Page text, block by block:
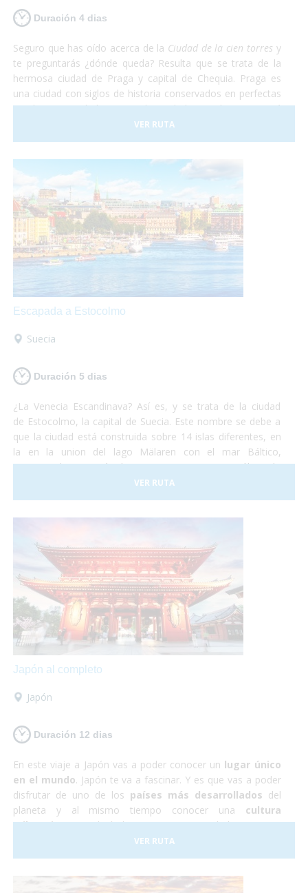
Duración 4 dias
Seguro que has oído acerca de la Ciudad de la cien torres y
te preguntarás ¿dónde queda? Resulta que se trata de la
hermosa ciudad de Praga y capital de Chequia. Praga es
una ciudad con siglos de historia conservados en perfectas
condiciones. Debido a esto, la Ciudad Vieja de Praga está
considerada Patrimonio de la Humanidad por la UNESCO.
De Praga solamente te irás maravillado. Te aseguramos
visitar el castillo y comer en el subsuelo del ayuntamiento
con una rica cerveza tradicional estarás sin palabras. Así
que escápate a conocer Praga, en el corazón de Europa
¡Sólo disfruta!
VER RUTA
Escapada a Estocolmo
Suecia
Duración 5 dias
¿La Venecia Escandinava? Así es, y se trata de la ciudad
de Estocolmo, la capital de Suecia. Este nombre se debe a
que la ciudad está construida sobre 14 islas diferentes, en
la en la union del lago Mälaren con el mar Báltico,
comunicadas por más de cincuenta puentes. No sólo es la
capital de Suecia sino que se la puede considerar como una
de las capitales del mundo, líder en muchos de los campos
y, ¡Vete ya a conocer la fantástica ciudad de Estocolmo!¡No
te defraudará! Y no debes preocuparte por nada, ¡Sólo de
disfrutar!
VER RUTA
Japón al completo
Japón
Duración 12 dias
En este viaje a Japón vas a poder conocer un lugar único
en el mundo. Japón te va a fascinar. Y es que vas a poder
disfrutar de uno de los países más desarrollados del
planeta y al mismo tiempo conocer una cultura
milenariaque todavía hoy persiste en sus habitantes. En
Japón todo funciona a la perfección, se trata de un país
relativamente pequeño para la cantidad de gente que lo
otras grandes ciudades del mundo. ¡Sí que si lo que buscas
VER RUTA